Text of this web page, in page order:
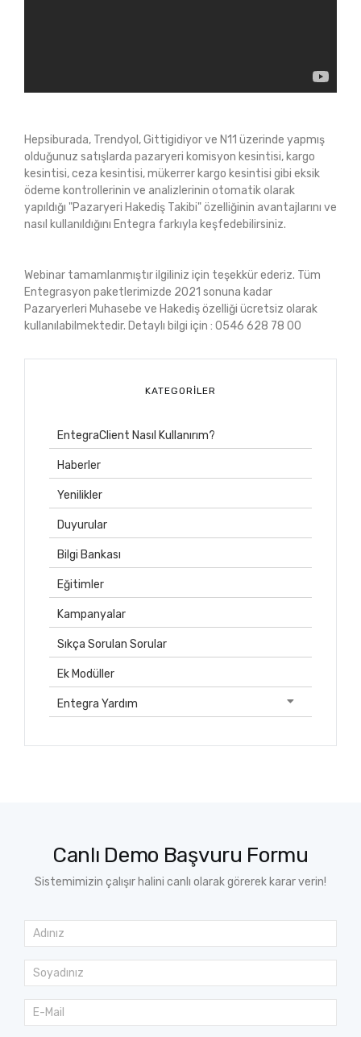
Hepsiburada, Trendyol, Gittigidiyor ve N11 üzerinde yapmış
olduğunuz satışlarda pazaryeri komisyon kesintisi, kargo
kesintisi, ceza kesintisi, mükerrer kargo kesintisi gibi eksik
ödeme kontrollerinin ve analizlerinin otomatik olarak
yapıldığı "Pazaryeri Hakediş Takibi" özelliğinin avantajlarını ve
nasıl kullanıldığını Entegra farkıyla keşfedebilirsiniz.
Webinar tamamlanmıştır ilgiliniz için teşekkür ederiz. Tüm
Entegrasyon paketlerimizde 2021 sonuna kadar
Pazaryerleri Muhasebe ve Hakediş özelliği ücretsiz olarak
kullanılabilmektedir. Detaylı bilgi için : 0546 628 78 00
KATEGORILER
EntegraClient Nasıl Kullanırım?
Haberler
Yenilikler
Duyurular
Bilgi Bankası
Eğitimler
Kampanyalar
Sıkça Sorulan Sorular
Ek Modüller
Entegra Yardım
Canlı Demo Başvuru Formu
Sistemimizin çalışır halini canlı olarak görerek karar verin!